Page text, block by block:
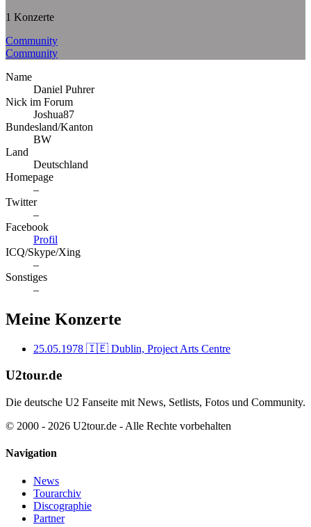
1 Konzerte
Community
Community
Name
Daniel Puhrer
Nick im Forum
Joshua87
Bundesland/Kanton
BW
Land
Deutschland
Homepage
–
Twitter
–
Facebook
Profil
ICQ/Skype/Xing
–
Sonstiges
–
Meine Konzerte
25.05.1978 🇮🇪 Dublin, Project Arts Centre
U2tour.de
Die deutsche U2 Fanseite mit News, Setlists, Fotos und Community.
© 2000 - 2026 U2tour.de - Alle Rechte vorbehalten
Navigation
News
Tourarchiv
Discographie
Partner